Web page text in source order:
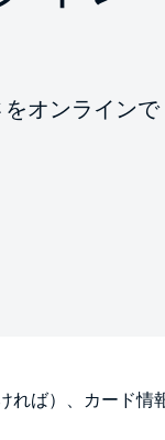
オンラインで
ば）、カード情